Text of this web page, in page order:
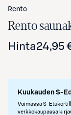
Rento
Rento
Hinta24,95
Kuukauden S-
Voimassa S-
verkkokaupassa